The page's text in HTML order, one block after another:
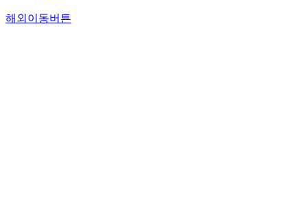
해외이동버튼